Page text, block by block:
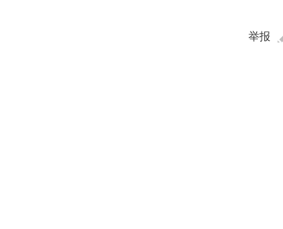
举报